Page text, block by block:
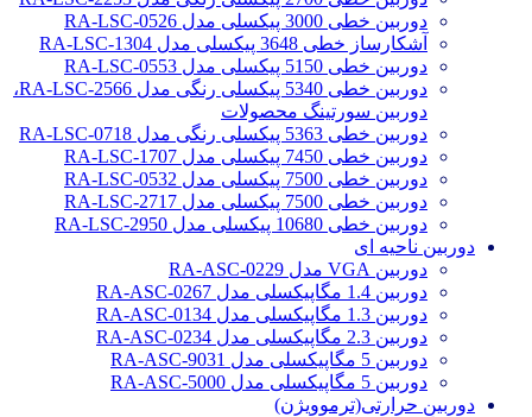
دوربین خطی 3000 پیکسلی مدل RA-LSC-0526
آشکارساز خطی 3648 پیکسلی مدل RA-LSC-1304
دوربین خطی 5150 پیکسلی مدل RA-LSC-0553
دوربین خطی 5340 پیکسلی رنگی مدل RA-LSC-2566،
دوربین سورتینگ محصولات
دوربین خطی 5363 پیکسلی رنگی مدل RA-LSC-0718
دوربین خطی 7450 پیکسلی مدل RA-LSC-1707
دوربین خطی 7500 پیکسلی مدل RA-LSC-0532
دوربین خطی 7500 پیکسلی مدل RA-LSC-2717
دوربین خطی 10680 پیکسلی مدل RA-LSC-2950
دوربین ناحیه ای
دوربین VGA مدل RA-ASC-0229
دوربین 1.4 مگاپیکسلی مدل RA-ASC-0267
دوربین 1.3 مگاپیکسلی مدل RA-ASC-0134
دوربین 2.3 مگاپیکسلی مدل RA-ASC-0234
دوربین 5 مگاپیکسلی مدل RA-ASC-9031
دوربین 5 مگاپیکسلی مدل RA-ASC-5000
دوربین حرارتی(ترموویژن)